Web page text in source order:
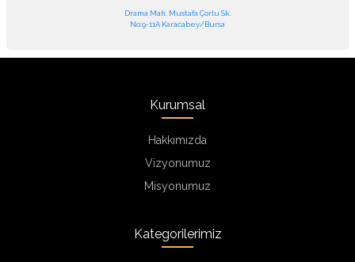
Drama Mah. Mustafa Çorlu Sk.
No:9-11A Karacabey/Bursa
Kurumsal
Hakkımızda
Vizyonumuz
Misyonumuz
Kategorilerimiz